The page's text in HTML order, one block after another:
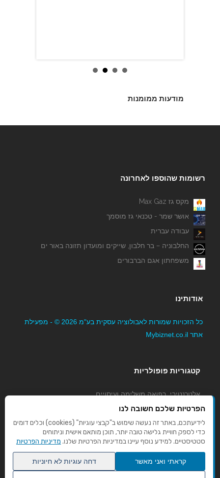
מודעות ממומנות
רשומות שהוספו לאחרונה
מקס גז Max Gaz
אושר שמר - טכנאי גז מוסמך
עבודה עברית
החלבוניה – בר חלבון, שייקים ומועדון תזונה באור ים
משפחתון אגם הברבורים
אודותינו
כל הזכויות שמורות לאבולוציה עסקית בע"מ 2026 © - מפעילת
אתר Mybiznet.co.il
קטגוריות פופולריות
אלטרנטיבי, רפואה משלימה ועיסויים
גני ילדים, משפחתונים וצהרונים
קוסמטיקה טיפוח ויופי
מורים לנהיגה
הפרטיות שלכם חשובה לנו
לידיעתכם, באתר זה נעשה שימוש ב"קבצי עוגיות" (cookies) וכלים דומים
כדי לספק חוויית גלישה טובה יותר, תוכן מותאם אישית וניתוחים
סטטיסטיים. למידע נוסף עיינו במדיניות הפרטיות שלנו. מדיניות הפרטיות
קראתי ואני מאשר דחה עוגיות לא חיוניות